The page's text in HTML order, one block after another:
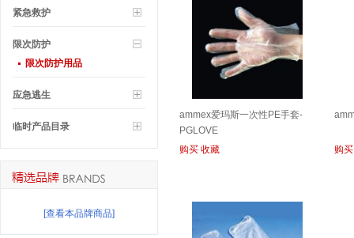
ammex爱玛斯一次性PE手套-
PGLOVE
购买 收藏 购买
紧急救护
限次防护
限次防护用品
应急逃生
临时产品目录
[查看本品牌商品]